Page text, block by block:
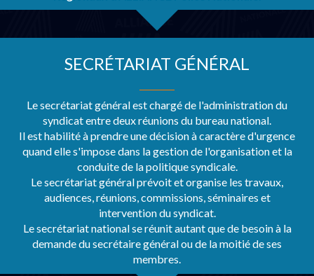
SECRÉTARIAT GÉNÉRAL
Le secrétariat général est chargé de l'administration du
syndicat entre deux réunions du bureau national.
Il est habilité à prendre une décision à caractère d'urgence
quand elle s'impose dans la gestion de l'organisation et la
conduite de la politique syndicale.
Le secrétariat général prévoit et organise les travaux,
audiences, réunions, commissions, séminaires et
intervention du syndicat.
Le secrétariat national se réunit autant que de besoin à la
demande du secrétaire général ou de la moitié de ses
membres.